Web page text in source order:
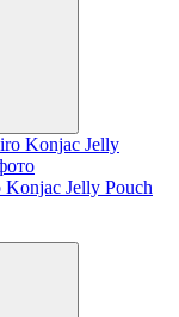
Konjac Jelly Pouch